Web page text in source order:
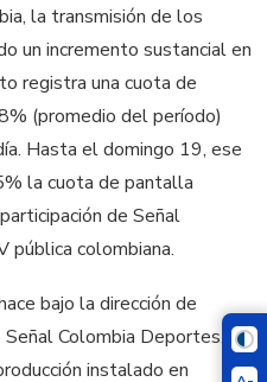
la transmisión de los
un incremento sustancial en
registra una cuota de
(promedio del período)
Hasta el domingo 19, ese
la cuota de pantalla
de Señal
pública colombiana.
bajo la dirección de
Señal Colombia Deportes,
instalado en